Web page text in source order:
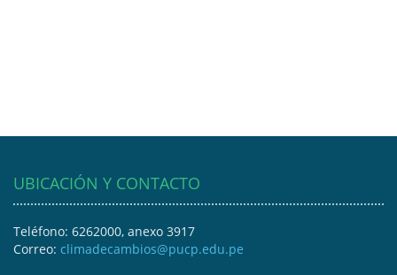
UBICACIÓN Y CONTACTO
Teléfono: 6262000, anexo 3917
Correo: climadecambios@pucp.edu.pe